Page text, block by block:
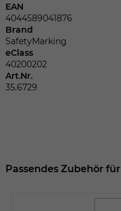
EAN
4044589041876
Brand
SafetyMarking
eClass
40200202
Art.Nr.
35.6729
Passendes Zubehör
Zweck
Laufzeit